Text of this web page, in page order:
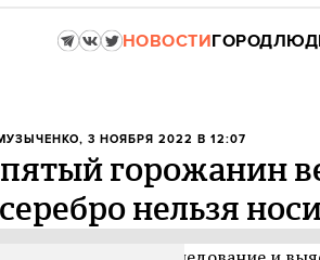
НОВОСТИГОРОД
, 3 НОЯБРЯ 2022 В 12:07
горожанин
нельзя